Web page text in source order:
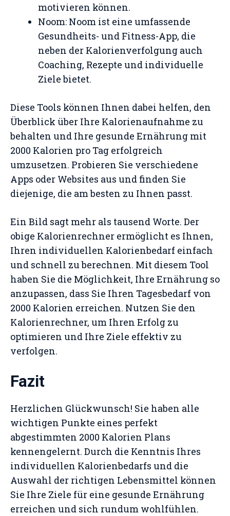
motivieren können.
Noom: Noom ist eine umfassende
Gesundheits- und Fitness-App, die
neben der Kalorienverfolgung auch
Coaching, Rezepte und individuelle
Ziele bietet.
Diese Tools können Ihnen dabei helfen, den
Überblick über Ihre Kalorienaufnahme zu
behalten und Ihre gesunde Ernährung mit
2000 Kalorien pro Tag erfolgreich
umzusetzen. Probieren Sie verschiedene
Apps oder Websites aus und finden Sie
diejenige, die am besten zu Ihnen passt.
Ein Bild sagt mehr als tausend Worte. Der
obige Kalorienrechner ermöglicht es Ihnen,
Ihren individuellen Kalorienbedarf einfach
und schnell zu berechnen. Mit diesem Tool
haben Sie die Möglichkeit, Ihre Ernährung so
anzupassen, dass Sie Ihren Tagesbedarf von
2000 Kalorien erreichen. Nutzen Sie den
Kalorienrechner, um Ihren Erfolg zu
optimieren und Ihre Ziele effektiv zu
verfolgen.
Fazit
Herzlichen Glückwunsch! Sie haben alle
wichtigen Punkte eines perfekt
abgestimmten 2000 Kalorien Plans
kennengelernt. Durch die Kenntnis Ihres
individuellen Kalorienbedarfs und die
Auswahl der richtigen Lebensmittel können
Sie Ihre Ziele für eine gesunde Ernährung
erreichen und sich rundum wohlfühlen.